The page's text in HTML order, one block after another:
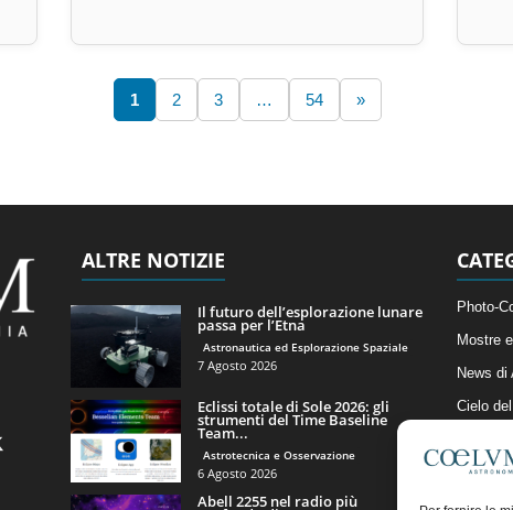
1 2 3 … 54 »
ALTRE NOTIZIE
Il futuro dell’esplorazione lunare
passa per l’Etna
Astronautica ed Esplorazione Spaziale
7 Agosto 2026
Eclissi totale di Sole 2026: gli
strumenti del Time Baseline
Team...
Astrotecnica e Osservazione
6 Agosto 2026
Abell 2255 nel radio più
Photo-
Mostre
News di
Cielo
Articoli
Il Blog